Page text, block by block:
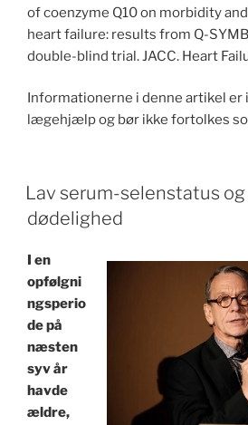
of coenzyme Q10 on morbidity
heart failure: results from Q-
double-blind trial. JACC. Heart
Informationerne i denne artikel er
lægehjælp og bør ikke fortolkes
POSTED
ON
Lav serum-selenstatus
dødelighed
I en
opfølgni
ngsperio
de på
næsten
syv år
havde
ældre,